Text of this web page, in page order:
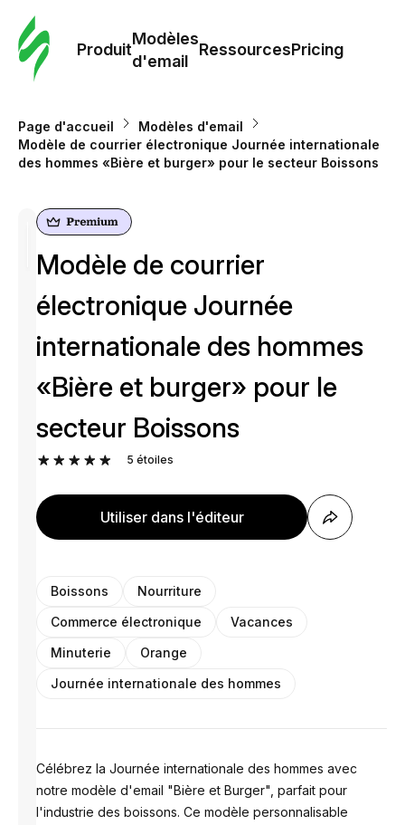
Produit
Modèles
d'email
RessourcesPricing
Page d'accueil
Modèles d'email
Modèle de courrier électronique Journée internationale
des hommes «Bière et burger» pour le secteur Boissons
Modèle de courrier
électronique Journée
internationale des hommes
«Bière et burger» pour le
secteur Boissons
5 étoiles
Utiliser dans l'éditeur
Boissons
Nourriture
Commerce électronique
Vacances
Minuterie
Orange
Journée internationale des hommes
Célébrez la Journée internationale des hommes avec
notre modèle d'email "Bière et Burger", parfait pour
l'industrie des boissons. Ce modèle personnalisable